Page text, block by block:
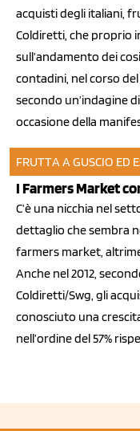
acquisti degli italiani,
Coldiretti, che proprio
sull’andamento dei
contadini, nel corso del
secondo un’indagine
occasione della
FRUTTA A GUSCIO ED
01 feb 2013
I Farmers Market
C’è una nicchia nel
dettaglio che sembra
farmers market,
Anche nel 2012,
Coldiretti/Swg, gli
conosciuto una
nell’ordine del 57%